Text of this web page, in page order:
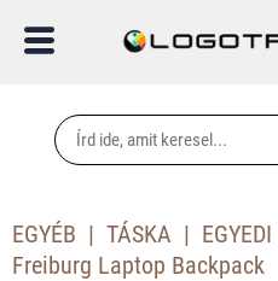
EGYÉB TÁSKA
Freiburg Laptop Backpack